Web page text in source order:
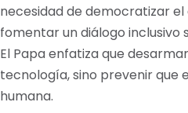
necesidad de democratizar
fomentar un diálogo inclusivo
El Papa enfatiza que
tecnología, sino prevenir que
humana.